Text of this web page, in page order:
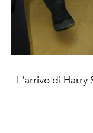
L'arrivo di Harry